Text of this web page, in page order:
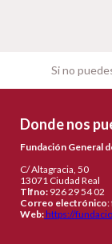
Si no
Donde nos
Fundación General
C/ Altagracia, 50
13071 Ciudad Real
Tlfno: 926 29 54 02
Correo electrónico:
Web:https://